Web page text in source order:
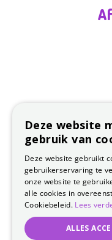
Deze website
gebruik van
Deze website gebruikt
gebruikerservaring te
onze website te
alle cookies in
Cookiebeleid. Lees
ALLES